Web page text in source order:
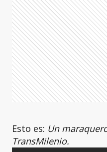
Esto es: Un
TransMilenio.